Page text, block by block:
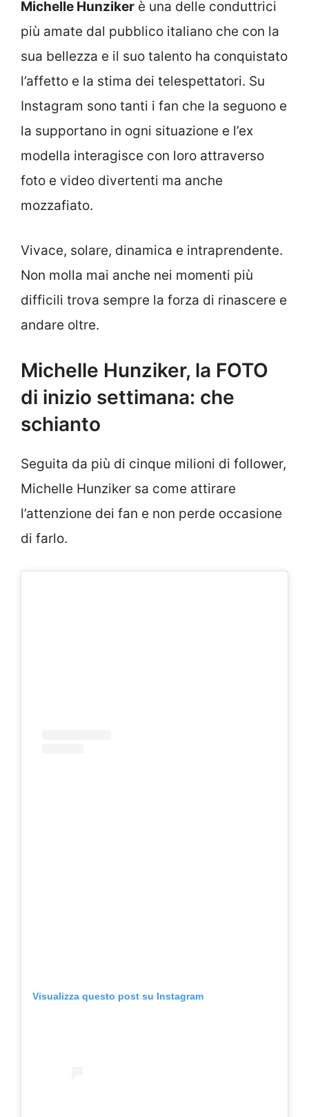
Michelle Hunziker è una delle conduttrici
più amate dal pubblico italiano che con la
sua bellezza e il suo talento ha conquistato
l’affetto e la stima dei telespettatori. Su
Instagram sono tanti i fan che la seguono e
la supportano in ogni situazione e l’ex
modella interagisce con loro attraverso
foto e video divertenti ma anche
mozzafiato.
Vivace, solare, dinamica e intraprendente.
Non molla mai anche nei momenti più
difficili trova sempre la forza di rinascere e
andare oltre.
Michelle Hunziker, la FOTO
di inizio settimana: che
schianto
Seguita da più di cinque milioni di follower,
Michelle Hunziker sa come attirare
l’attenzione dei fan e non perde occasione
di farlo.
Visualizza questo post su Instagram